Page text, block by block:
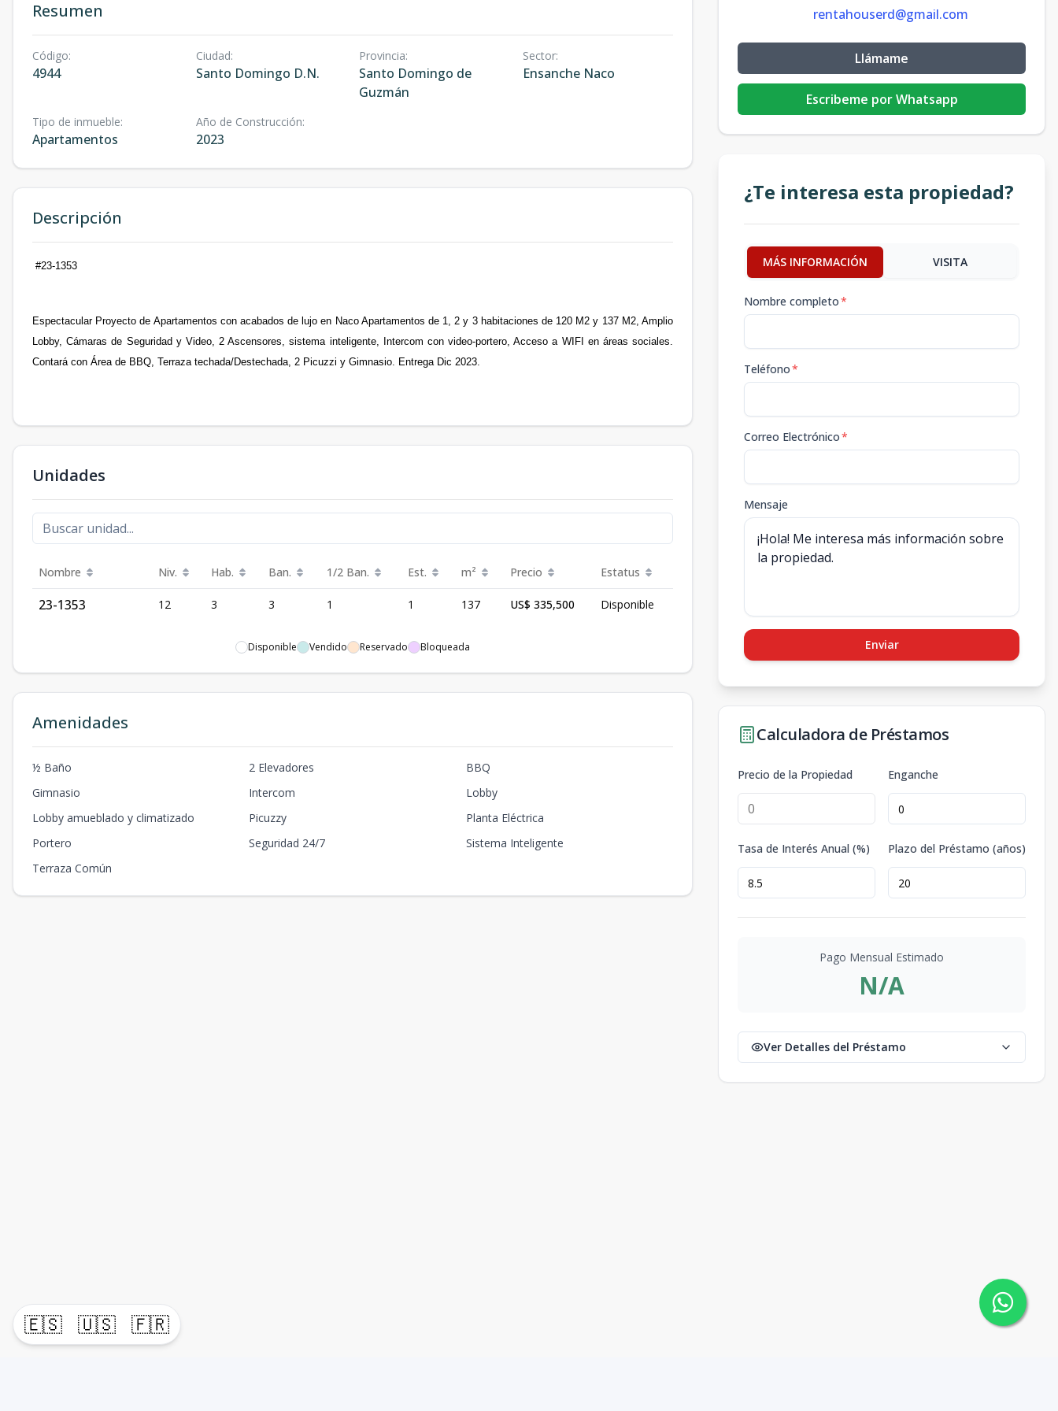
🇪🇸 🇺🇸 🇫🇷
Resumen
Código:
4944
Ciudad:
Santo Domingo D.N.
Provincia:
Santo Domingo de
Guzmán
Sector:
Ensanche Naco
Tipo de inmueble:
Apartamentos
Año de Construcción:
2023
Descripción
#23-1353
Espectacular Proyecto de Apartamentos con acabados de lujo en Naco Apartamentos de 1, 2 y 3 habitaciones de 120 M2 y 137 M2, Amplio
Lobby, Cámaras de Seguridad y Video, 2 Ascensores, sistema inteligente, Intercom con video-portero, Acceso a WIFI en áreas sociales.
Contará con Área de BBQ, Terraza techada/Destechada, 2 Picuzzi y Gimnasio. Entrega Dic 2023.
Unidades
Nombre Niv. Hab. Ban. 1/2 Ban. Est. m² Precio Estatus
23-1353 12 3 3 1 1 137 US$ 335,500 Disponible
Disponible Vendido Reservado Bloqueada
Amenidades
½ Baño 2 Elevadores
BBQ
Gimnasio
Intercom
Lobby
Lobby amueblado y climatizado
Picuzzy
Planta Eléctrica
Portero
Seguridad 24/7
Sistema Inteligente
Terraza Común
rentahouserd@gmail.com
Llámame
Escribeme por Whatsapp
¿Te interesa esta propiedad?
MÁS INFORMACIÓN VISITA
Nombre completo*
Teléfono*
Correo Electrónico*
Mensaje
Enviar
Calculadora de Préstamos
Precio de la Propiedad Enganche
Tasa de Interés Anual (%) Plazo del Préstamo (años)
Pago Mensual Estimado
N/A
Ver Detalles del Préstamo